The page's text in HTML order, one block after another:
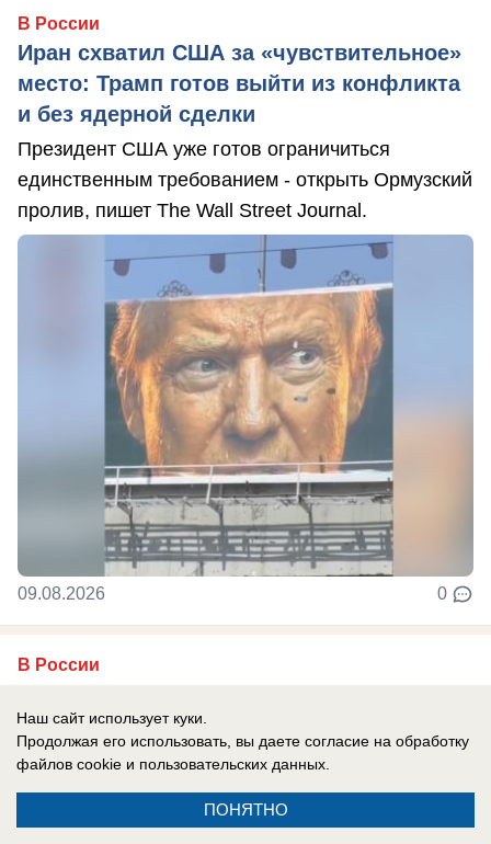
В России
Иран схватил США за «чувствительное»
место: Трамп готов выйти из конфликта
и без ядерной сделки
Президент США уже готов ограничиться
единственным требованием - открыть Ормузский
пролив, пишет The Wall Street Journal.
09.08.2026 0
В России
США отказали Киеву в Patriot, горят
немецкие заводы на Украине
Главные новости СВО на утро 10 августа 2026
Наш сайт использует куки.
Продолжая его использовать, вы даете согласие на обработку
файлов cookie и пользовательских данных.
ПОНЯТНО